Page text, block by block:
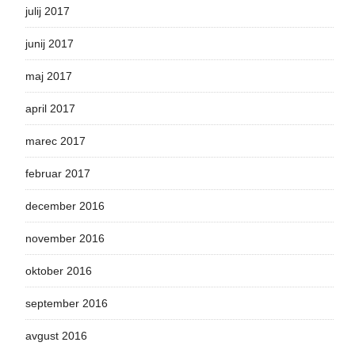
julij 2017
junij 2017
maj 2017
april 2017
marec 2017
februar 2017
december 2016
november 2016
oktober 2016
september 2016
avgust 2016